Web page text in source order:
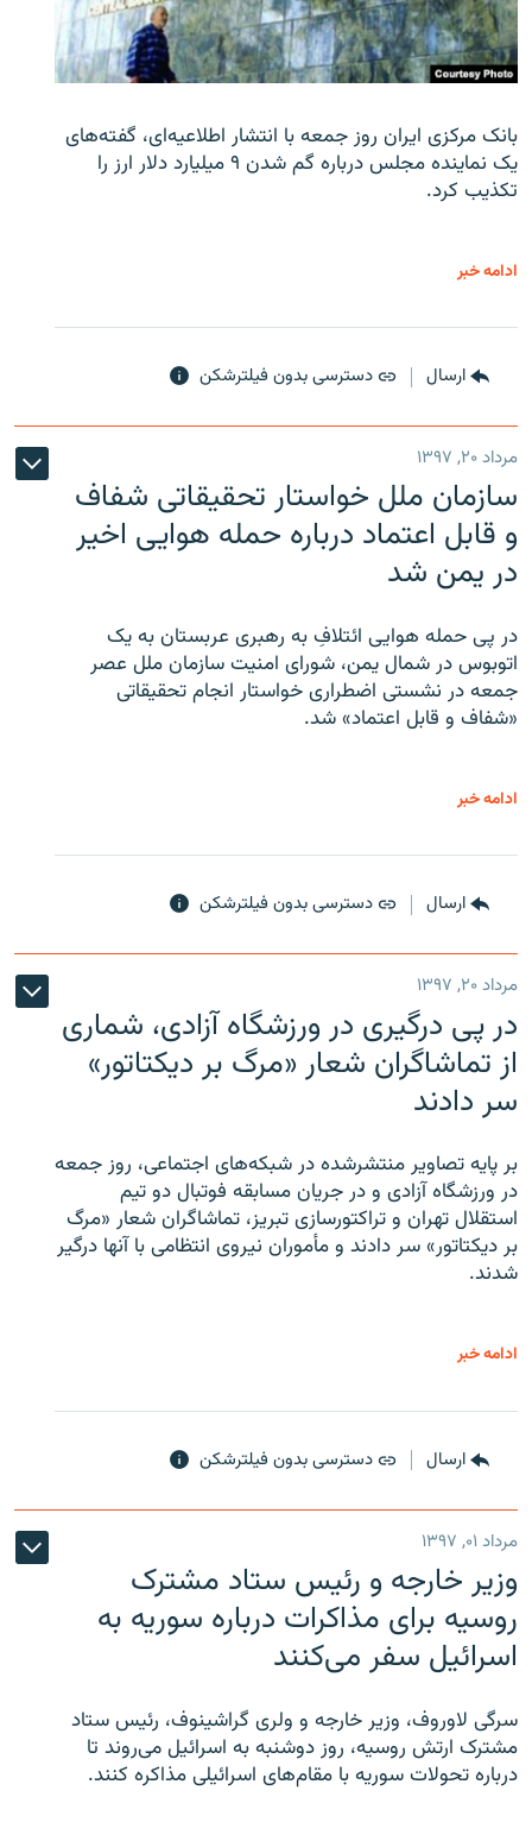
بانک مرکزی ایران روز جمعه با انتشار اطلاعیه‌ای، گفته‌های
یک نماینده مجلس درباره گم شدن ۹ میلیارد دلار ارز را
تکذیب کرد.
ادامه خبر
ارسال دسترسی بدون فیلترشکن
مرداد ۲۰, ۱۳۹۷
سازمان ملل خواستار تحقیقاتی شفاف
و قابل اعتماد درباره حمله هوایی اخیر
در یمن شد
در پی حمله هوایی ائتلافِ به رهبری عربستان به یک
اتوبوس در شمال یمن، شورای امنیت سازمان ملل عصر
جمعه در نشستی اضطراری خواستار انجام تحقیقاتی
«شفاف و قابل اعتماد» شد.
ادامه خبر
ارسال دسترسی بدون فیلترشکن
مرداد ۲۰, ۱۳۹۷
در پی درگیری در ورزشگاه آزادی، شماری
از تماشاگران شعار «مرگ بر دیکتاتور»
سر دادند
بر پایه تصاویر منتشرشده در شبکه‌های اجتماعی، روز جمعه
در ورزشگاه آزادی و در جریان مسابقه فوتبال دو تیم
استقلال تهران و تراکتورسازی تبریز، تماشاگران شعار «مرگ
بر دیکتاتور» سر دادند و مأموران نیروی انتظامی با آنها درگیر
شدند.
ادامه خبر
ارسال دسترسی بدون فیلترشکن
مرداد ۰۱, ۱۳۹۷
وزیر خارجه و رئیس‌ ستاد مشترک
روسیه برای مذاکرات درباره سوریه به
اسرائیل سفر می‌کنند
سرگی لاوروف، وزیر خارجه و ولری گراشینوف، رئیس ستاد
مشترک ارتش روسیه، روز دوشنبه به اسرائیل می‌روند تا
درباره تحولات سوریه با مقام‌های اسرائیلی مذاکره کنند.